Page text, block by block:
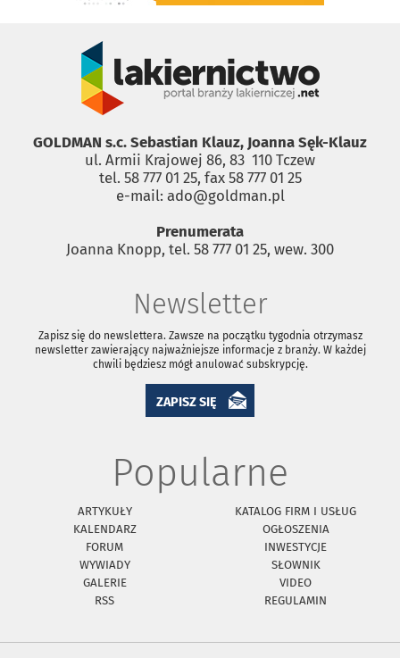
GOLDMAN s.c. Sebastian Klauz, Joanna Sęk-Klauz
ul. Armii Krajowej 86, 83 ­ 110 Tczew
tel. 58 777 01 25, fax 58 777 01 25
e-mail: ado@goldman.pl
Prenumerata
Joanna Knopp, tel. 58 777 01 25, wew. 300
Newsletter
Zapisz się do newslettera. Zawsze na początku tygodnia otrzymasz
newsletter zawierający najważniejsze informacje z branży. W każdej
chwili będziesz mógł anulować subskrypcję.
ZAPISZ SIĘ
Popularne
ARTYKUŁY
KATALOG FIRM I USŁUG
KALENDARZ
OGŁOSZENIA
FORUM
INWESTYCJE
WYWIADY
SŁOWNIK
GALERIE
VIDEO
RSS
REGULAMIN